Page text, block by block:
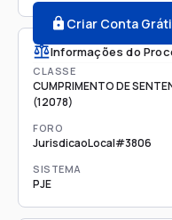
Criar Conta
Informações do
CLASSE
CUMPRIMENTO DE
(12078)
FORO
JurisdicaoLocal#3806
SISTEMA
PJE